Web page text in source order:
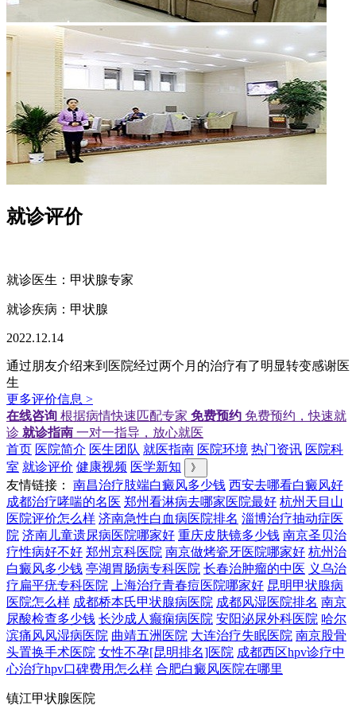
就诊评价
就诊医生：甲状腺专家
就诊疾病： 甲状腺
2022.12.14
通过朋友介绍来到医院经过两个月的治疗有了明显转变感谢医
生
更多评价信息 >
在线咨询 根据病情快速匹配专家 免费预约 免费预约，快速就
诊 就诊指南 一对一指导，放心就医
首页 医院简介 医生团队 就医指南 医院环境 热门资讯 医院科
室 就诊评价 健康视频 医学新知 》
友情链接： 南昌治疗肢端白癜风多少钱 西安去哪看白癜风好
成都治疗哮喘的名医 郑州看淋病去哪家医院最好 杭州天目山
医院评价怎么样 济南急性白血病医院排名 淄博治疗抽动症医
院 济南儿童遗尿病医院哪家好 重庆皮肤镜多少钱 南京圣贝治
疗性病好不好 郑州京科医院 南京做烤瓷牙医院哪家好 杭州治
白癜风多少钱 亭湖胃肠病专科医院 长春治肿瘤的中医 义乌治
疗扁平疣专科医院
上海治疗青春痘医院哪家好 昆明甲状腺病
医院怎么样 成都桥本氏甲状腺病医院 成都风湿医院排名 南京
尿酸检查多少钱 长沙成人癫痫病医院 安阳泌尿外科医院 哈尔
滨痛风风湿病医院 曲靖五洲医院 大连治疗失眠医院 南京股骨
头置换手术医院 女性不孕[昆明排名]医院 成都西区hpv诊疗中
心治疗hpv口碑费用怎么样 合肥白癜风医院在哪里
镇江甲状腺医院